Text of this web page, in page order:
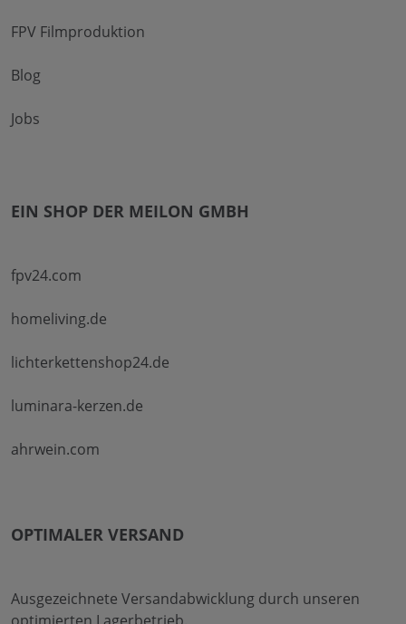
FPV Filmproduktion
Blog
Jobs
EIN SHOP DER MEILON GMBH
fpv24.com
homeliving.de
lichterkettenshop24.de
luminara-kerzen.de
ahrwein.com
OPTIMALER VERSAND
Ausgezeichnete Versandabwicklung durch unseren